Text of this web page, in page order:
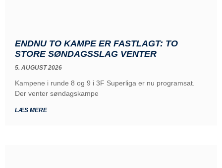
ENDNU TO KAMPE ER FASTLAGT: TO
STORE SØNDAGSSLAG VENTER
5. AUGUST 2026
Kampene i runde 8 og 9 i 3F Superliga er nu programsat.
Der venter søndagskampe
LÆS MERE